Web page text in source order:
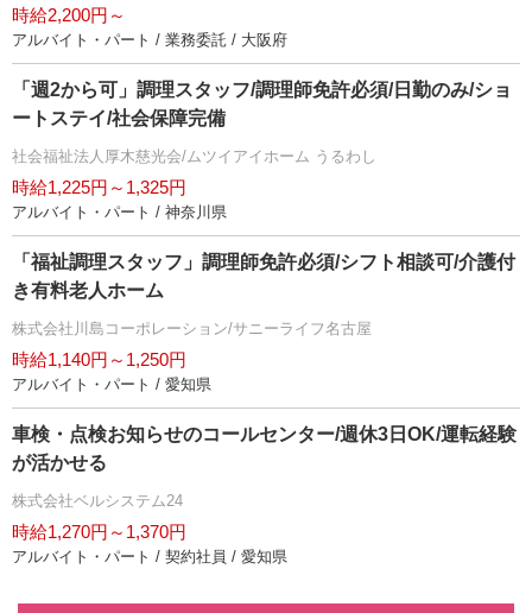
時給2,200円～
アルバイト・パート / 業務委託 / 大阪府
「週2から可」調理スタッフ/調理師免許必須/日勤のみ/ショ
ートステイ/社会保障完備
社会福祉法人厚木慈光会/ムツイアイホーム うるわし
時給1,225円～1,325円
アルバイト・パート / 神奈川県
「福祉調理スタッフ」調理師免許必須/シフト相談可/介護付
き有料老人ホーム
株式会社川島コーポレーション/サニーライフ名古屋
時給1,140円～1,250円
アルバイト・パート / 愛知県
車検・点検お知らせのコールセンター/週休3日OK/運転経験
が活かせる
株式会社ベルシステム24
時給1,270円～1,370円
アルバイト・パート / 契約社員 / 愛知県